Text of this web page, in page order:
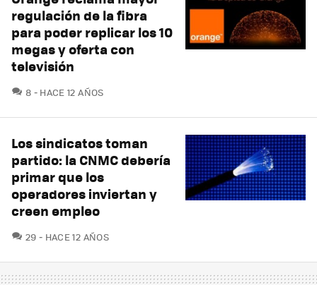
regulación de la fibra
para poder replicar los 10
megas y oferta con
televisión
8 COMENTARIOS
HACE 12 AÑOS
Los sindicatos toman
partido: la CNMC debería
primar que los
operadores inviertan y
creen empleo
29 COMENTARIOS
HACE 12 AÑOS